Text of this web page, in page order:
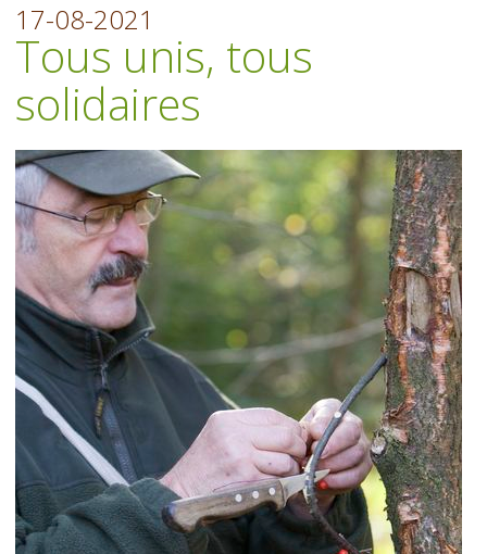
17-08-2021
Tous unis, tous
solidaires